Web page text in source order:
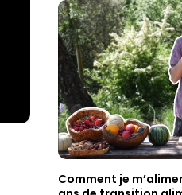
Comment je